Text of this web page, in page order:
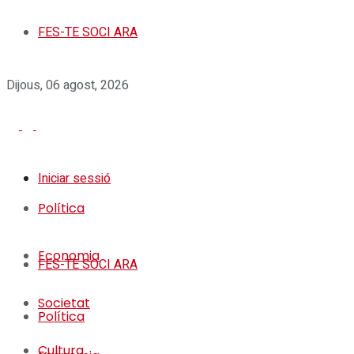
FES-TE SOCI ARA
Dijous, 06 agost, 2026
Iniciar sessió
Política
Economia
Societat
FES-TE SOCI ARA
Política